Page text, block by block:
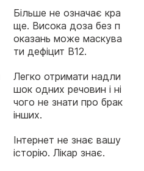
Більше не означає кра
ще. Висока доза без п
оказань може маскува
ти дефіцит B12.
Легко отримати надли
шок одних речовин і ні
чого не знати про брак
інших.
Інтернет не знає вашу
історію. Лікар знає.